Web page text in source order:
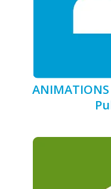
ANIMATIONS